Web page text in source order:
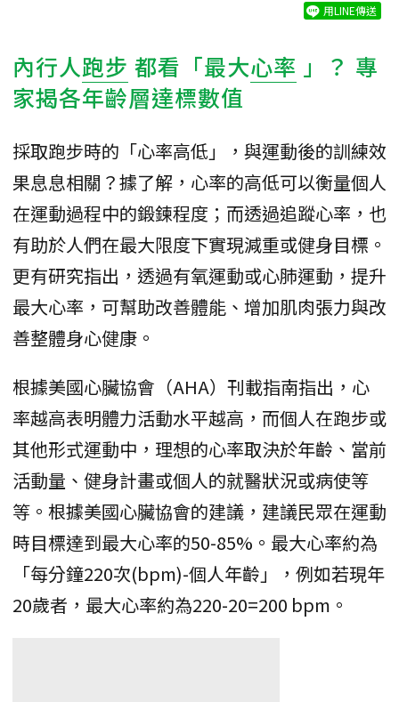
用LINE傳送
內行人跑步 都看「最大心率 」？ 專
家揭各年齡層達標數值
採取跑步時的「心率高低」，與運動後的訓練效
果息息相關？據了解，心率的高低可以衡量個人
在運動過程中的鍛鍊程度；而透過追蹤心率，也
有助於人們在最大限度下實現減重或健身目標。
更有研究指出，透過有氧運動或心肺運動，提升
最大心率，可幫助改善體能、增加肌肉張力與改
善整體身心健康。
根據美國心臟協會（AHA）刊載指南指出，心
率越高表明體力活動水平越高，而個人在跑步或
其他形式運動中，理想的心率取決於年齡、當前
活動量、健身計畫或個人的就醫狀況或病使等
等。根據美國心臟協會的建議，建議民眾在運動
時目標達到最大心率的50-85%。最大心率約為
「每分鐘220次(bpm)-個人年齡」，例如若現年
20歲者，最大心率約為220-20=200 bpm。